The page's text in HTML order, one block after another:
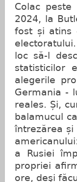
Colac
2024, la
fost și atins
loc să-l
statisticilor
alegerile
Germania -
reales. Și,
balamucul
întrezărea
a Rusiei
propriei
ore, deşi